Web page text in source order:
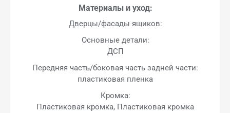
Материалы и уход:
Дверцы/фасады ящиков:
Основные детали:
ДСП
Передняя часть/боковая часть задней части:
пластиковая пленка
Кромка:
Пластиковая кромка, Пластиковая кромка